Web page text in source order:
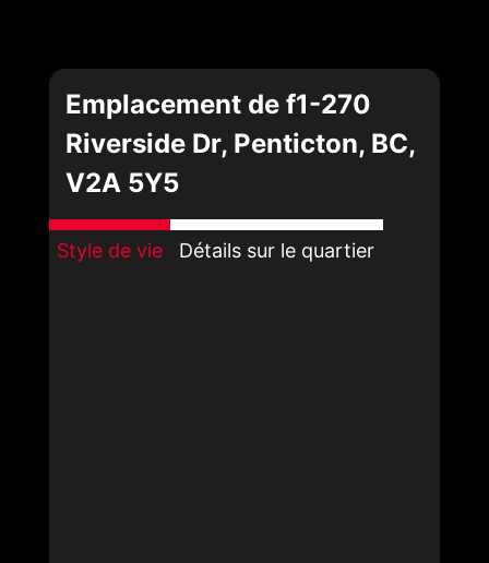
Emplacement de f1-270
Riverside Dr, Penticton, BC,
V2A 5Y5
Style de vie Détails sur le quartier